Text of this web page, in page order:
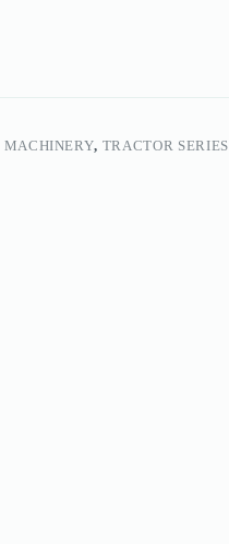
MACHINERY, TRACTOR SERIES